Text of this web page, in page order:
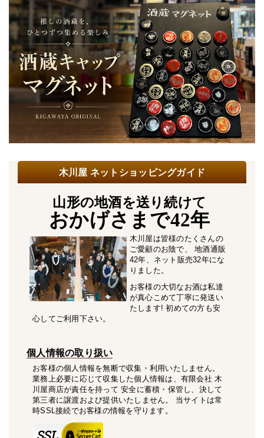
木川屋 ネットショッピングガイド
山形の地酒を送り続けて
おかげさまで42年
木川屋は皆様のたくさんの
ご愛顧のお陰で、 地酒通販
42年、ネット販売32年にな
りました。
お客様の大切なお酒は私達
が真心こめて丁寧に発送い
たします! 初めての方も安
心してご利用下さい。
個人情報の取り扱い
お客様の個人情報を無断で収集・利用いたしません。
業務上必要に応じて収集した個人情報は、有限会社 木
川屋商店が責任を持って 安全に蓄積・保管し、決して
第三者に譲渡および提供いたしません。 当サイトは常
時SSL接続でお客様の情報を守ります。